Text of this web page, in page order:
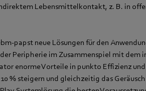
Lebensmittelkontakt, z. B. in
papst neue Lösungen für den
Peripherie im Zusammenspiel mit
enorme Vorteile in punkto Effizienz
% steigern und gleichzeitig das